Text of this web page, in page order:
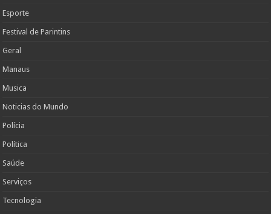
Esporte
Festival de Parintins
Geral
Manaus
Musica
Noticias do Mundo
Polícia
Política
Saúde
Serviços
Tecnologia